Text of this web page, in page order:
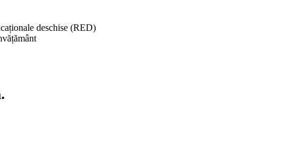
deschise (RED)